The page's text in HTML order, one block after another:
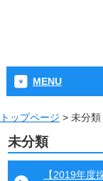
MENU
トップページ > 未分類
未分類
【2019年度